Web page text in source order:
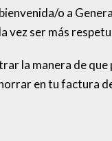
o a
vez ser más
la manera de
en tu factura